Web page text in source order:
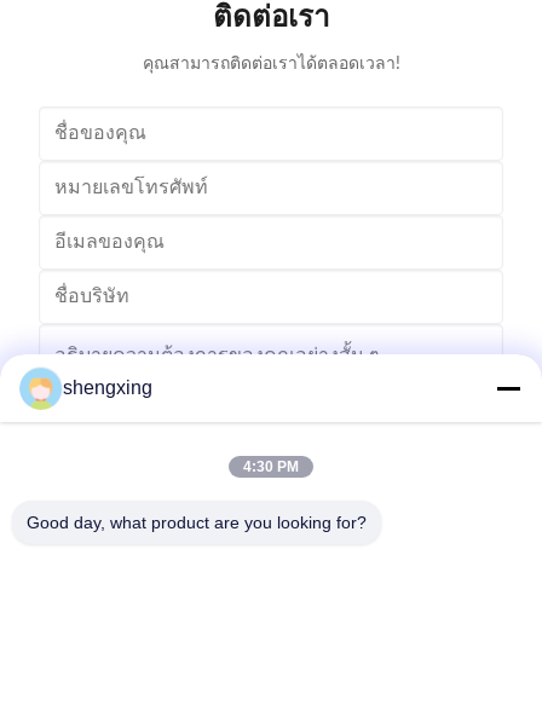
ติดต่อเรา
คุณสามารถติดต่อเราได้ตลอดเวลา!
shengxing
4:30 PM
Good day, what product are you looking for?